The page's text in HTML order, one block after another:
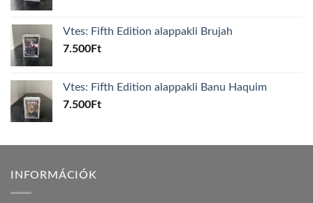
Vtes: Fifth Edition alappakli Brujah
7.500Ft
Vtes: Fifth Edition alappakli Banu Haquim
7.500Ft
INFORMÁCIÓK